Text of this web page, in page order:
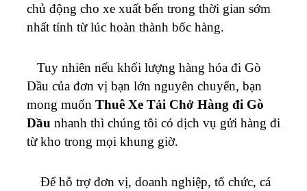
chủ động cho xe xuất bến trong thời gian sớm
nhất tính từ lúc hoàn thành bốc hàng.
Tuy nhiên nếu khối lượng hàng hóa đi Gò
Dầu của đơn vị bạn lớn nguyên chuyến, bạn
mong muốn Thuê Xe Tải Chở Hàng đi Gò
Dầu nhanh thì chúng tôi có dịch vụ gửi hàng đi
từ kho trong mọi khung giờ.
Để hỗ trợ đơn vị, doanh nghiệp, tổ chức, cá